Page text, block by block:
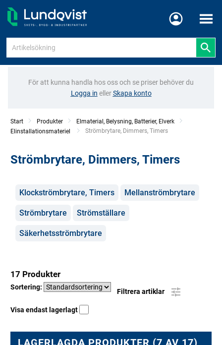
Meny
För att kunna handla hos oss och se priser behöver du
Logga in ellerSkapa konto
Start Produkter
Elmaterial, Belysning, Batterier, Elverk
Elinstallationsmateriel
Current:
Strömbrytare, Dimmers, Timers
Strömbrytare, Dimmers, Timers
Kategorier
Klockströmbrytare, Timers Mellanströmbrytare
Strömbrytare Strömställare
Säkerhetsströmbrytare
17 Produkter
Sortering:
Filtrera artiklar
Visa endast lagerlagt
LAGERLAGDA PRODUKTER (7 AV 17)